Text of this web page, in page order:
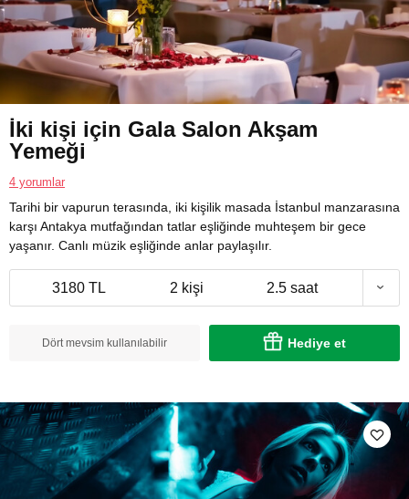
İki kişi için Gala Salon Akşam
Yemeği
4 yorumlar
Tarihi bir vapurun terasında, iki kişilik masada İstanbul manzarasına
karşı Antakya mutfağından tatlar eşliğinde muhteşem bir gece
yaşanır. Canlı müzik eşliğinde anlar paylaşılır.
3180 TL 2 kişi 2.5 saat
Dört mevsim kullanılabilir Hediye et